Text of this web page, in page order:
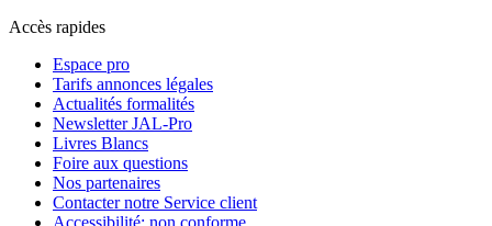
Accès rapides
Espace pro
Tarifs annonces légales
Actualités formalités
Newsletter JAL-Pro
Livres Blancs
Foire aux questions
Nos partenaires
Contacter notre Service client
Accessibilité: non conforme